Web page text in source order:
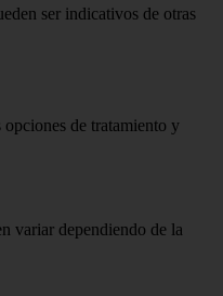
ser indicativos de otras
opciones de tratamiento y
variar dependiendo de la